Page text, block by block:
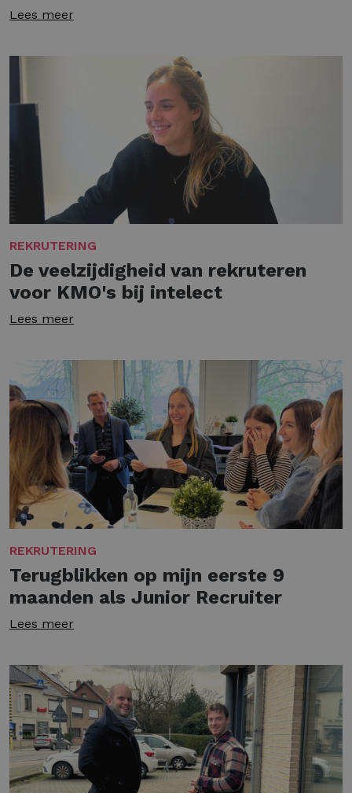
Lees meer
REKRUTERING
De veelzijdigheid van rekruteren
voor KMO's bij intelect
Lees meer
REKRUTERING
Terugblikken op mijn eerste 9
maanden als Junior Recruiter
Lees meer